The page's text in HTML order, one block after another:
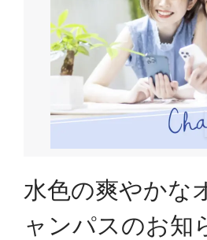
水色の爽やかな
ャンパスのお知